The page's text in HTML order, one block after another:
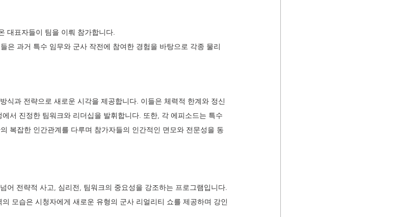
대표자들이 팀을 이뤄 참가합니다.
은 과거 특수 임무와 군사 작전에 참여한 경험을 바탕으로 각종 물리
식과 전략으로 새로운 시각을 제공합니다. 이들은 체력적 한계와 정신
서 진정한 팀워크와 리더십을 발휘합니다. 또한, 각 에피소드는 특수
복잡한 인간관계를 다루며 참가자들의 인간적인 면모와 전문성을 동
어 전략적 사고, 심리전, 팀워크의 중요성을 강조하는 프로그램입니다.
모습은 시청자에게 새로운 유형의 군사 리얼리티 쇼를 제공하며 강인